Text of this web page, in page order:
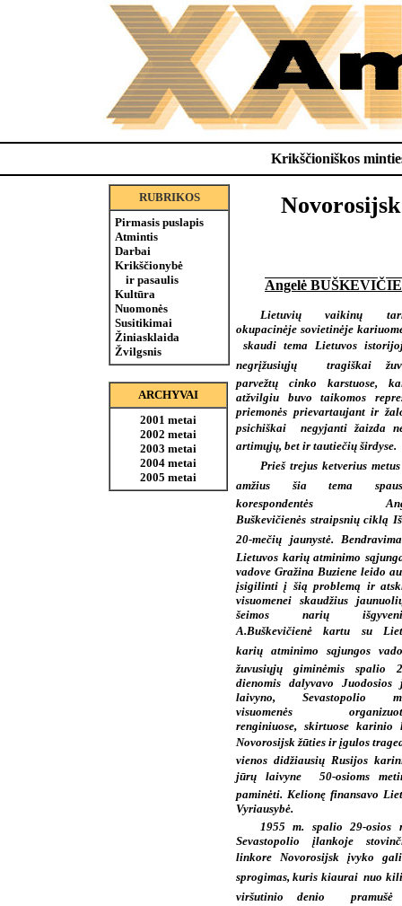
Krikščioniškos
RUBRIKOS
Pirmasis puslapis
Atmintis
Darbai
Krikščionybė
ir pasaulis
Kultūra
Nuomonės
Susitikimai
Žiniasklaida
Žvilgsnis
ARCHYVAI
2001 metai
2002 metai
2003 metai
2004 metai
2005 metai
Angelė
Lietuvių vaikinų
okupacinėje sovietinėje
 skaudi tema Lietuvos
negrįžusiųjų  tragiškai
parvežtų cinko karstuose,
atžvilgiu buvo taikomos
priemonės prievartaujant ir
psichiškai  negyjanti žaizda
artimųjų, bet ir tautiečių širdyse.
Prieš trejus ketverius metus
amžius šia tema
korespondentės
Buškevičienės straipsnių ciklą
20-mečių jaunystė.
Lietuvos karių atminimo
vadove Gražina Buziene leido
įsigilinti į šią problemą ir
visuomenei skaudžius
šeimos narių
A.Buškevičienė kartu su
karių atminimo sąjungos
žuvusiųjų giminėmis spalio
dienomis dalyvavo Juodosios
laivyno, Sevastopolio
visuomenės
renginiuose, skirtuose karinio
Novorosijsk žūties ir įgulos
vienos didžiausių Rusijos
jūrų laivyne  50-osioms
paminėti. Kelionę finansavo
Vyriausybė.
1955 m. spalio 29-osios
Sevastopolio įlankoje
linkore Novorosijsk įvyko
sprogimas, kuris kiaurai  nuo
viršutinio denio  pramušė